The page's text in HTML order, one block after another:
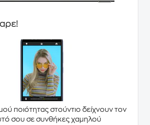
ποιότητας στούντιο δείχνουν τον
σου σε συνθήκες χαμηλού